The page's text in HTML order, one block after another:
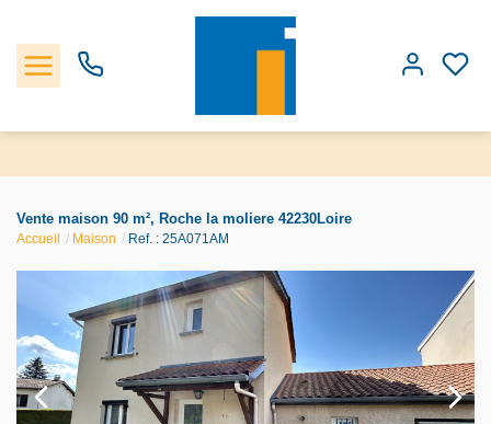
Les biens
Estimation
Notre Agence
Vente maison 90 m², Roche la moliere 42230Loire
Accueil Maison Ref. : 25A071AM